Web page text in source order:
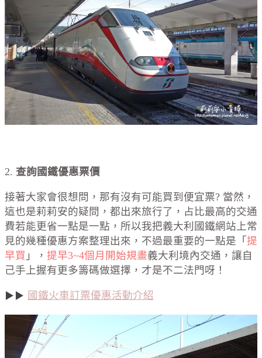
2. 查詢國鐵優惠票價
接著大家會很想問，那有沒有可能買到便宜票? 當然，
這也是莉莉安的疑問，都出來旅行了，占比最高的交通
費若能更省一點是一點，所以我把義大利國鐵網站上常
見的幾種優惠方案整理出來，不過最重要的一點是「提
早買 」， 提早3~4個月開始規畫義大利境內交通，讓自
己手上握有更多籌碼做選擇，才是不二法門呀！
▶ ▶ 國鐵火車訂票優惠活動介紹